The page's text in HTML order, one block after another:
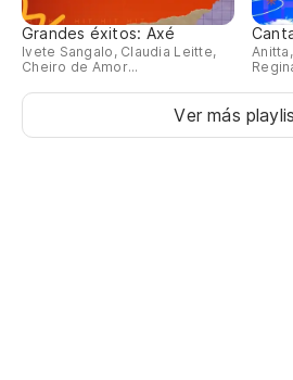
Grandes éxitos: Axé
Ivete Sangalo, Claudia Leitte,
Cheiro de Amor...
Ver más